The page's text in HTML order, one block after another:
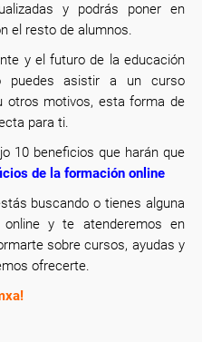
y podrás poner en
el resto de alumnos.
y el futuro de la educación
asistir a un curso
otros motivos, esta forma de
para ti.
10 beneficios que harán que
de la formación online
buscando o tienes alguna
y te atenderemos en
sobre cursos, ayudas y
ofrecerte.